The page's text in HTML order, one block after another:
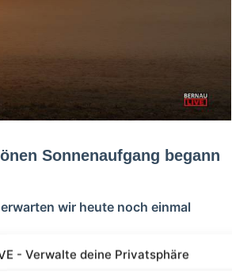
- Verwalte deine Privatsphäre
Sonnenaufgang begann
wir heute noch einmal
hinterherwerfen: